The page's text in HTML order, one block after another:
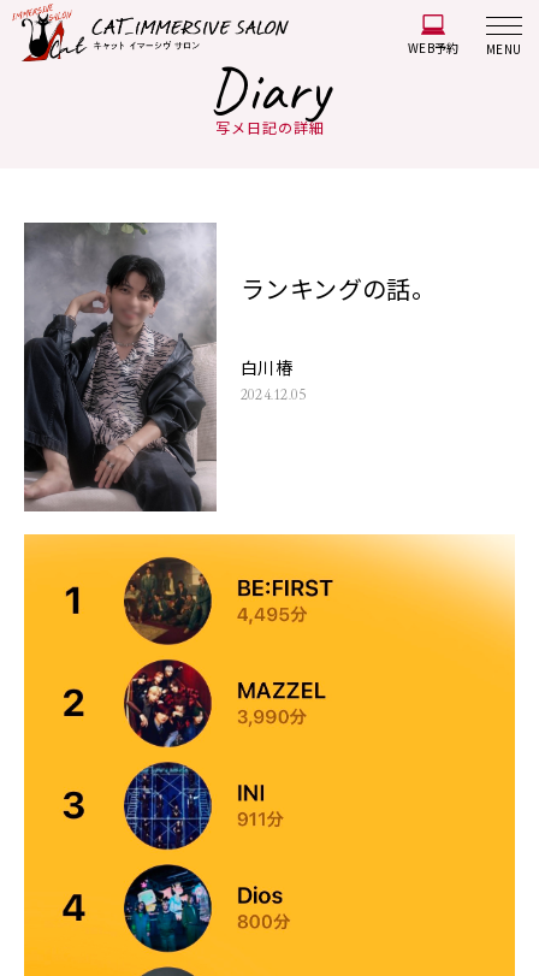
WEB予約 MENU
Diary
写メ日記の詳細
ランキングの話。
白川椿
2024.12.05